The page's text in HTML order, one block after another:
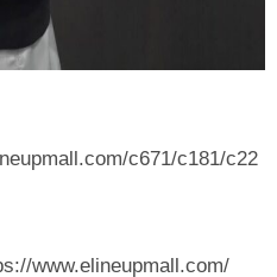
c671/c181/c22
www.elineupmall.com/